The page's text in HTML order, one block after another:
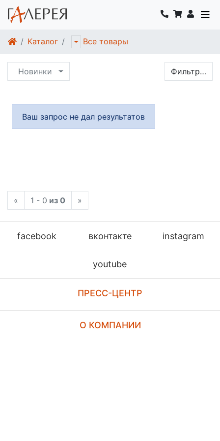
Каталог Все товары
Новинки Фильтр…
Ваш запрос не дал результатов
« 1 - 0 из 0 »
facebook вконтакте instagram
youtube
ПРЕСС-ЦЕНТР
О КОМПАНИИ